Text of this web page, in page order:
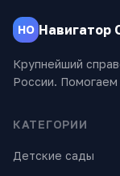
НО Навигатор
Крупнейший
России.
КАТЕГОРИИ
Детские сады